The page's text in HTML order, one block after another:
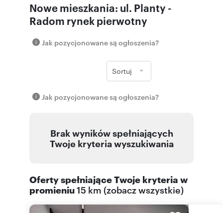
Nowe mieszkania: ul. Planty -
Radom rynek pierwotny
Jak pozycjonowane są ogłoszenia?
Sortuj
Jak pozycjonowane są ogłoszenia?
Brak wyników spełniających
Twoje kryteria wyszukiwania
Oferty spełniające Twoje kryteria w
promieniu15 km (zobacz wszystkie)